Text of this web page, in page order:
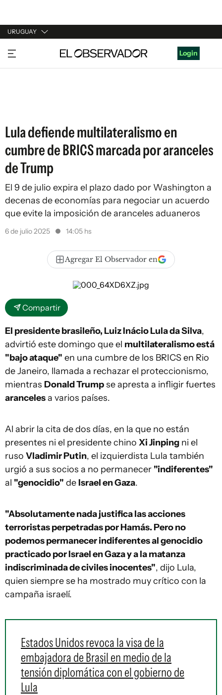
URUGUAY
URUGUAY
ARGENTINA
Login
Lula defiende multilateralismo en
cumbre de BRICS marcada por aranceles
de Trump
El 9 de julio expira el plazo dado por Washington a
decenas de economías para negociar un acuerdo
que evite la imposición de aranceles aduaneros
6 de julio 2025 14:05 hs
Agregar El Observador en
Compartir
El presidente brasileño, Luiz Inácio Lula da Silva,
advirtió este domingo que el multilateralismo está
"bajo ataque" en una cumbre de los BRICS en Rio
de Janeiro, llamada a rechazar el proteccionismo,
mientras Donald Trumpse apresta a infligir fuertes
arancelesa varios países.
Al abrir la cita de dos días, en la que no están
presentes ni el presidente chino Xi Jinping ni el
ruso Vladimir Putin, el izquierdista Lula también
urgió a sus socios a no permanecer "indiferentes"
al "genocidio" de Israel en Gaza.
"Absolutamente nada justifica las acciones
terroristas perpetradas por Hamás. Pero no
podemos permanecer indiferentes al genocidio
practicado por Israel en Gaza y a la matanza
indiscriminada de civiles inocentes", dijo Lula,
quien siempre se ha mostrado muy crítico con la
campaña israelí.
Estados Unidos revoca la visa de la
embajadora de Brasil en medio de la
tensión diplomática con el gobierno de
Lula